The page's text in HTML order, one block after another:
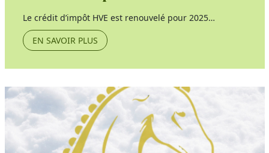
Le crédit d’impôt HVE est renouvelé pour 2025…
EN SAVOIR PLUS